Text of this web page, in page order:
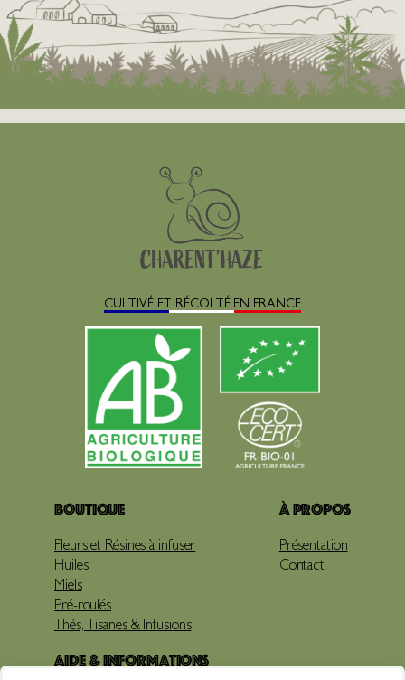
CULTIVÉ ET RÉCOLTÉ EN FRANCE
Boutique
Fleurs et Résines à infuser
Huiles
Miels
Pré-roulés
Thés, Tisanes & Infusions
À propos
Présentation
Contact
Aide & Informations